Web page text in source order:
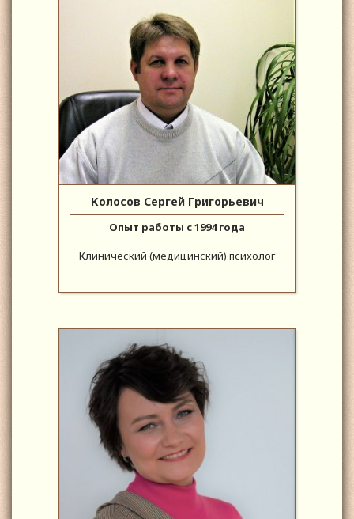
Колосов Сергей Григорьевич
Опыт работы с 1994 года
Клинический (медицинский) психолог